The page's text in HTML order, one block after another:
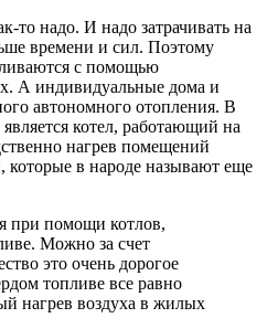
то надо. И надо затрачивать на
времени и сил. Поэтому
с помощью
А индивидуальные дома и
автономного отопления. В
котел, работающий на
нагрев помещений
которые в народе называют еще
при помощи котлов,
Можно за счет
это очень дорогое
топливе все равно
нагрев воздуха в жилых